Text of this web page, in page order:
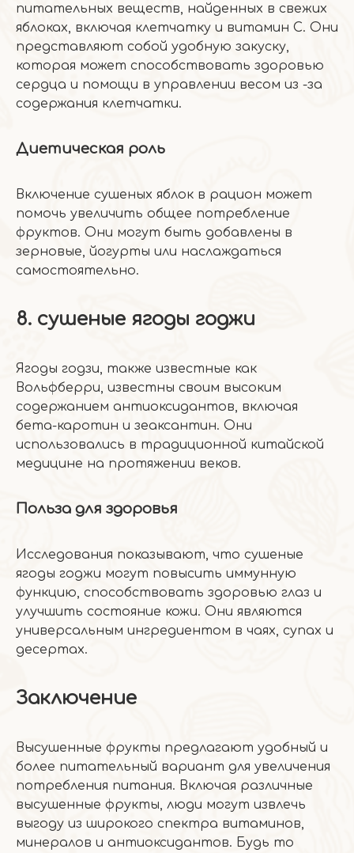
питательных веществ, найденных в свежих
яблоках, включая клетчатку и витамин C. Они
представляют собой удобную закуску,
которая может способствовать здоровью
сердца и помощи в управлении весом из -за
содержания клетчатки.
Диетическая роль
Включение сушеных яблок в рацион может
помочь увеличить общее потребление
фруктов. Они могут быть добавлены в
зерновые, йогурты или наслаждаться
самостоятельно.
8. сушеные ягоды годжи
Ягоды годзи, также известные как
Вольфберри, известны своим высоким
содержанием антиоксидантов, включая
бета-каротин и зеаксантин. Они
использовались в традиционной китайской
медицине на протяжении веков.
Польза для здоровья
Исследования показывают, что сушеные
ягоды годжи могут повысить иммунную
функцию, способствовать здоровью глаз и
улучшить состояние кожи. Они являются
универсальным ингредиентом в чаях, супах и
десертах.
Заключение
Высушенные фрукты предлагают удобный и
более питательный вариант для увеличения
потребления питания. Включая различные
высушенные фрукты, люди могут извлечь
выгоду из широкого спектра витаминов,
минералов и антиоксидантов. Будь то